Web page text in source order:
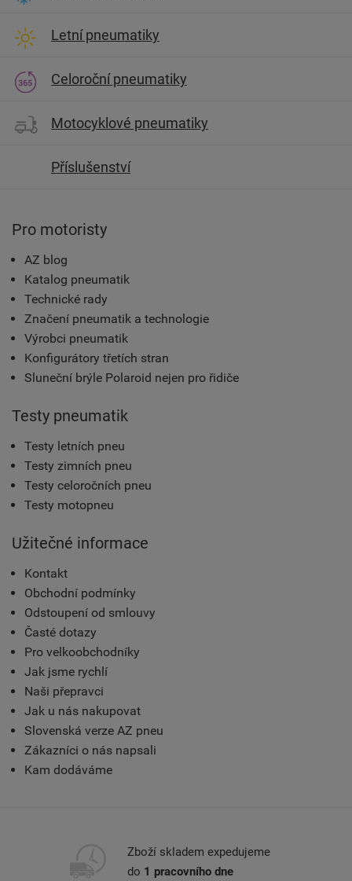
Letní pneumatiky
Celoroční pneumatiky
Motocyklové pneumatiky
Příslušenství
Pro motoristy
AZ blog
Katalog pneumatik
Technické rady
Značení pneumatik a technologie
Výrobci pneumatik
Konfigurátory třetích stran
Sluneční brýle Polaroid nejen pro řidiče
Testy pneumatik
Testy letních pneu
Testy zimních pneu
Testy celoročních pneu
Testy motopneu
Užitečné informace
Kontakt
Obchodní podmínky
Odstoupení od smlouvy
Časté dotazy
Pro velkoobchodníky
Jak jsme rychlí
Naši přepravci
Jak u nás nakupovat
Slovenská verze AZ pneu
Zákazníci o nás napsali
Kam dodáváme
Zboží skladem expedujeme
do 1 pracovního dne